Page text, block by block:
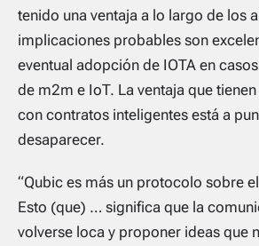
tenido una ventaja a lo largo de los
implicaciones probables son
eventual adopción de IOTA en
de m2m e IoT. La ventaja que
con contratos inteligentes está a
desaparecer.
“Qubic es más un protocolo sobre
Esto (que) … significa que la
volverse loca y proponer ideas que